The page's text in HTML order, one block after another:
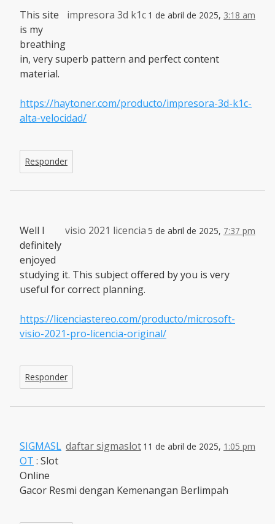
impresora 3d k1c 1 de abril de 2025, 3:18 am
This site
is my
breathing
in, very superb pattern and perfect content
material.
https://haytoner.com/producto/impresora-3d-k1c-
alta-velocidad/
Responder
visio 2021 licencia 5 de abril de 2025, 7:37 pm
Well I
definitely
enjoyed
studying it. This subject offered by you is very
useful for correct planning.
https://licenciastereo.com/producto/microsoft-
visio-2021-pro-licencia-original/
Responder
daftar sigmaslot 11 de abril de 2025, 1:05 pm
SIGMASL
OT : Slot
Online
Gacor Resmi dengan Kemenangan Berlimpah